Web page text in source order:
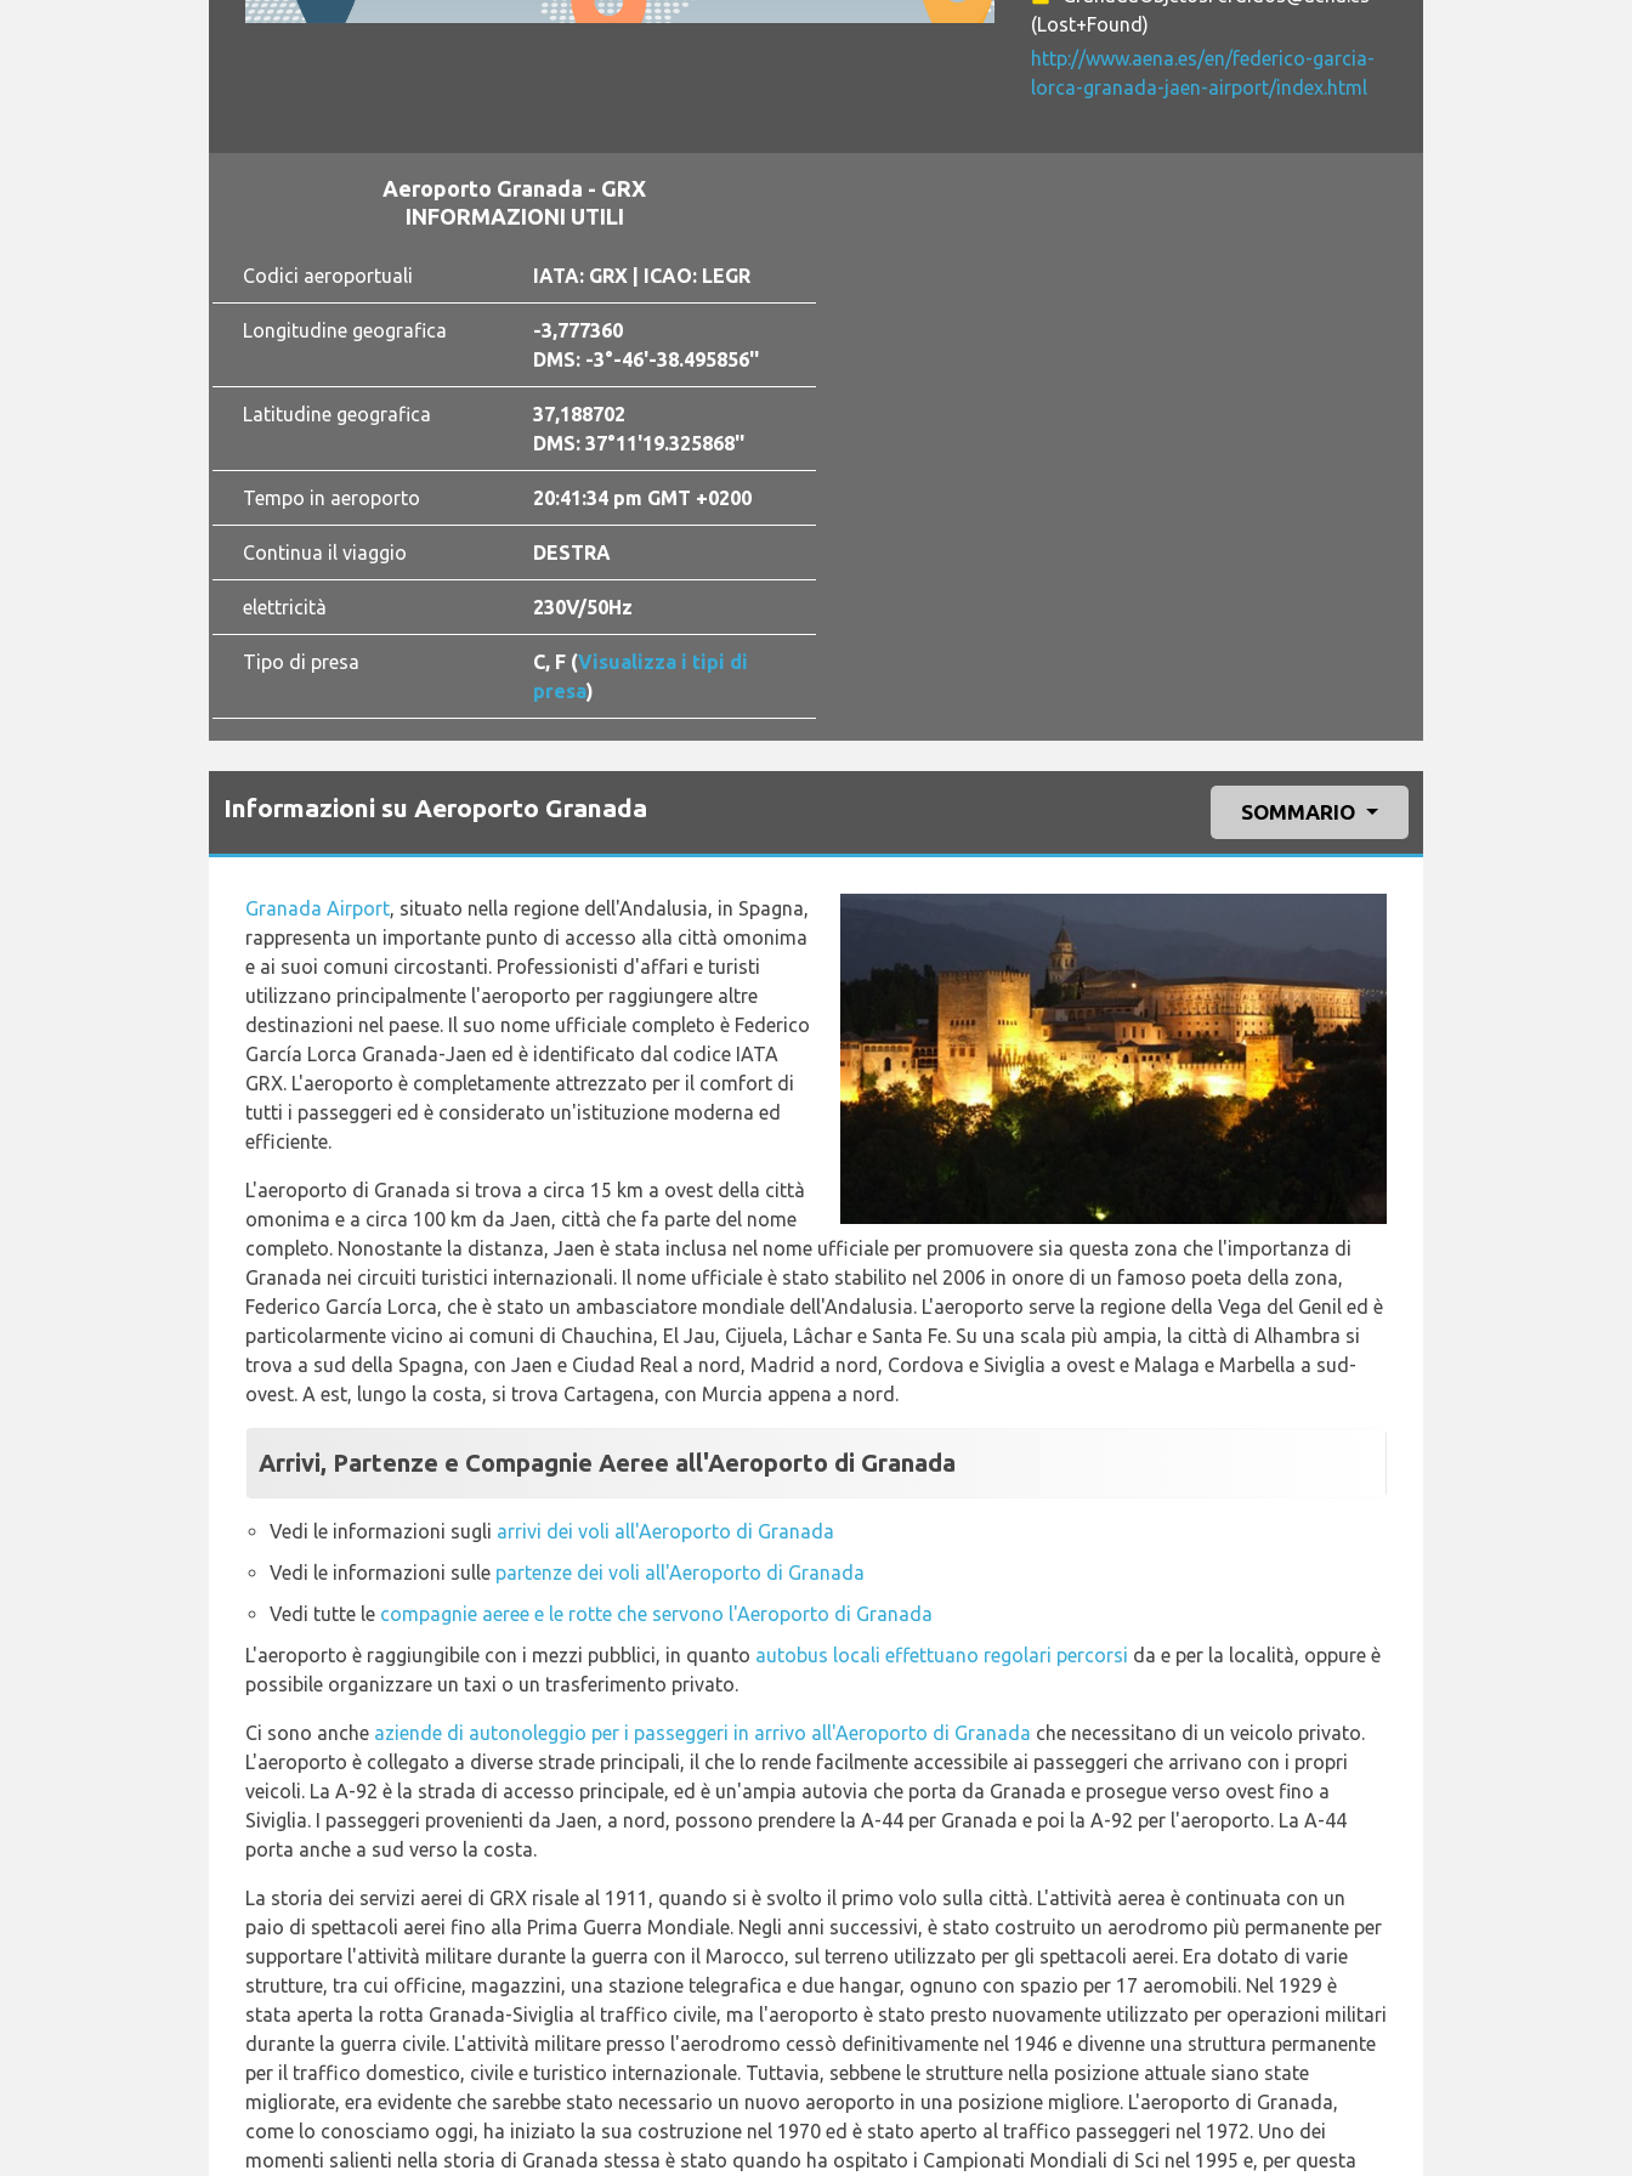
(Lost+Found)
http://www.aena.es/en/federico-garcia-
lorca-granada-jaen-airport/index.html
Aeroporto Granada - GRX
INFORMAZIONI UTILI
Codici aeroportuali IATA: GRX | ICAO: LEGR
Longitudine geografica
-3,777360
DMS: -3°-46'-38.495856''
Latitudine geografica
37,188702
DMS: 37°11'19.325868''
Tempo in aeroporto 20:41:35 pm GMT +0200
Continua il viaggio DESTRA
elettricità 230V/50Hz
Tipo di presa C, F (Visualizza i tipi di
presa)
Informazioni su Aeroporto Granada SOMMARIO
Granada Airport, situato nella regione dell'Andalusia, in Spagna,
rappresenta un importante punto di accesso alla città omonima
e ai suoi comuni circostanti. Professionisti d'affari e turisti
utilizzano principalmente l'aeroporto per raggiungere altre
destinazioni nel paese. Il suo nome ufficiale completo è Federico
García Lorca Granada-Jaen ed è identificato dal codice IATA
GRX. L'aeroporto è completamente attrezzato per il comfort di
tutti i passeggeri ed è considerato un'istituzione moderna ed
efficiente.
L'aeroporto di Granada si trova a circa 15 km a ovest della città
omonima e a circa 100 km da Jaen, città che fa parte del nome
completo. Nonostante la distanza, Jaen è stata inclusa nel nome ufficiale per promuovere sia questa zona che l'importanza di
Granada nei circuiti turistici internazionali. Il nome ufficiale è stato stabilito nel 2006 in onore di un famoso poeta della zona,
Federico García Lorca, che è stato un ambasciatore mondiale dell'Andalusia. L'aeroporto serve la regione della Vega del Genil ed è
particolarmente vicino ai comuni di Chauchina, El Jau, Cijuela, Lâchar e Santa Fe. Su una scala più ampia, la città di Alhambra si
trova a sud della Spagna, con Jaen e Ciudad Real a nord, Madrid a nord, Cordova e Siviglia a ovest e Malaga e Marbella a sud-
ovest. A est, lungo la costa, si trova Cartagena, con Murcia appena a nord.
Arrivi, Partenze e Compagnie Aeree all'Aeroporto di Granada
Vedi le informazioni sugli arrivi dei voli all'Aeroporto di Granada
Vedi le informazioni sulle partenze dei voli all'Aeroporto di Granada
Vedi tutte le compagnie aeree e le rotte che servono l'Aeroporto di Granada
L'aeroporto è raggiungibile con i mezzi pubblici, in quanto autobus locali effettuano regolari percorsi da e per la località, oppure è
possibile organizzare un taxi o un trasferimento privato.
Ci sono anche aziende di autonoleggio per i passeggeri in arrivo all'Aeroporto di Granada che necessitano di un veicolo privato.
L'aeroporto è collegato a diverse strade principali, il che lo rende facilmente accessibile ai passeggeri che arrivano con i propri
veicoli. La A-92 è la strada di accesso principale, ed è un'ampia autovia che porta da Granada e prosegue verso ovest fino a
Siviglia. I passeggeri provenienti da Jaen, a nord, possono prendere la A-44 per Granada e poi la A-92 per l'aeroporto. La A-44
porta anche a sud verso la costa.
La storia dei servizi aerei di GRX risale al 1911, quando si è svolto il primo volo sulla città. L'attività aerea è continuata con un
paio di spettacoli aerei fino alla Prima Guerra Mondiale. Negli anni successivi, è stato costruito un aerodromo più permanente per
supportare l'attività militare durante la guerra con il Marocco, sul terreno utilizzato per gli spettacoli aerei. Era dotato di varie
strutture, tra cui officine, magazzini, una stazione telegrafica e due hangar, ognuno con spazio per 17 aeromobili. Nel 1929 è
stata aperta la rotta Granada-Siviglia al traffico civile, ma l'aeroporto è stato presto nuovamente utilizzato per operazioni militari
durante la guerra civile. L'attività militare presso l'aerodromo cessò definitivamente nel 1946 e divenne una struttura permanente
per il traffico domestico, civile e turistico internazionale. Tuttavia, sebbene le strutture nella posizione attuale siano state
migliorate, era evidente che sarebbe stato necessario un nuovo aeroporto in una posizione migliore. L'aeroporto di Granada,
come lo conosciamo oggi, ha iniziato la sua costruzione nel 1970 ed è stato aperto al traffico passeggeri nel 1972. Uno dei
momenti salienti nella storia di Granada stessa è stato quando ha ospitato i Campionati Mondiali di Sci nel 1995 e, per questa